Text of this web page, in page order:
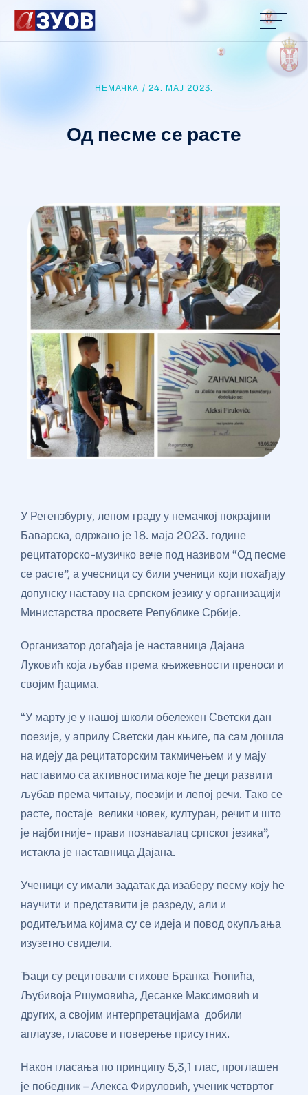
content
НЕМАЧКА / 24. МАЈ 2023.
Од песме се расте
У Регензбургу, лепом граду у немачкој покрајини
Баварска, одржано је 18. маја 2023. године
рецитаторско-музичко вече под називом “Од песме
се расте”, а учесници су били ученици који похађају
допунску наставу на српском језику у организацији
Министарства просвете Републике Србије.
Организатор догађаја је наставница Дајана
Луковић која љубав према књижевности преноси и
својим ђацима.
“У марту је у нашој школи обележен Светски дан
поезије, у априлу Светски дан књиге, па сам дошла
на идеју да рецитаторским такмичењем и у мају
наставимо са активностима које ће деци развити
љубав према читању, поезији и лепој речи. Тако се
расте, постаје велики човек, културан, речит и што
је најбитније- прави познавалац српског језика”,
истакла је наставница Дајана.
Ученици су имали задатак да изаберу песму коју ће
научити и представити је разреду, али и
родитељима којима су се идеја и повод окупљања
изузетно свидели.
Ђаци су рецитовали стихове Бранка Ћопића,
Љубивоја Ршумовића, Десанке Максимовић и
других, а својим интерпретацијама добили
аплаузе, гласове и поверење присутних.
Након гласања по принципу 5,3,1 глас, проглашен
је победник – Алекса Фируловић, ученик четвртог